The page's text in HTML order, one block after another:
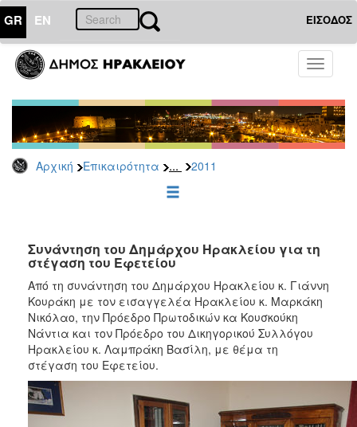
GR EN ΕΙΣΟΔΟΣ
Toggle
Αρχική Επικαιρότητα ... 2011
ΕΠΙΚΑΙΡΟΤΗΤΑ
Τύπου
Αρχείο
2026
2025
2022
2021
2020
2019
2018
2017
2015
Συνάντηση του Δημάρχου Ηρακλείου για τη
στέγαση του Εφετείου
Από τη συνάντηση του Δημάρχου Ηρακλείου κ. Γιάννη
Κουράκη με τον εισαγγελέα Ηρακλείου κ. Μαρκάκη
Νικόλαο, την Πρόεδρο Πρωτοδικών κα Κουσκούκη
Νάντια και τον Πρόεδρο του Δικηγορικού Συλλόγου
Ηρακλείου κ. Λαμπράκη Βασίλη, με θέμα τη
στέγαση του Εφετείου.